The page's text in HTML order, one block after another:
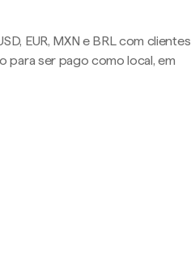
EUR, MXN e BRL com clientes
para ser pago como local, em